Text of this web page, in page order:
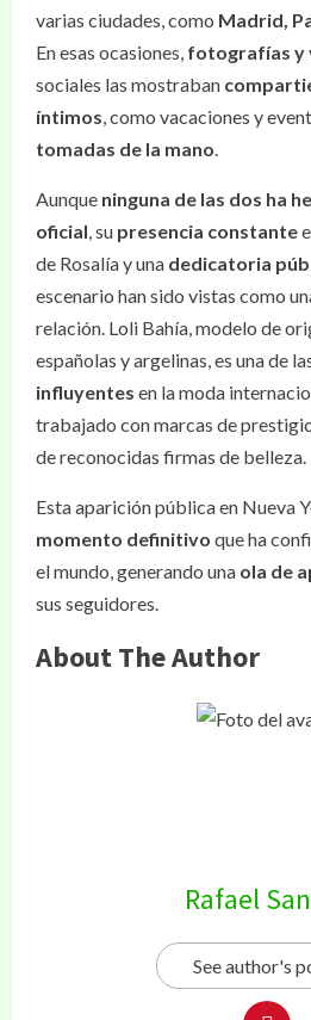
varias ciudades, como Madrid,
En esas ocasiones, fotografías y
sociales las mostraban
íntimos, como vacaciones y
tomadas de la mano.
Aunque ninguna de las dos ha
oficial, su presencia constante
de Rosalía y una dedicatoria
escenario han sido vistas como
relación. Loli Bahía, modelo de
españolas y argelinas, es una de
influyentes en la moda
trabajado con marcas de
de reconocidas firmas de belleza.
Esta aparición pública en Nueva
momento definitivo que ha
el mundo, generando una ola de
sus seguidores.
About The Author
Rafael
See author's